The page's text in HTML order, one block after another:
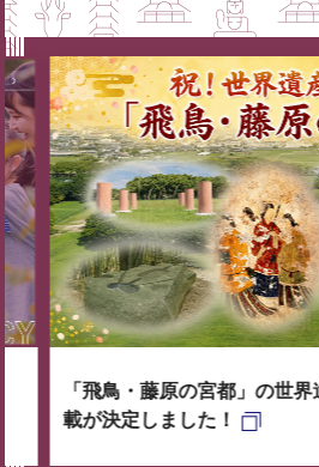
「飛鳥・藤原の宮都」の世
載が決定しました！